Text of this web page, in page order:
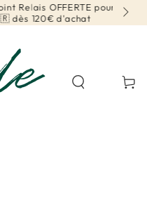
pour la France
d'achat
Panier